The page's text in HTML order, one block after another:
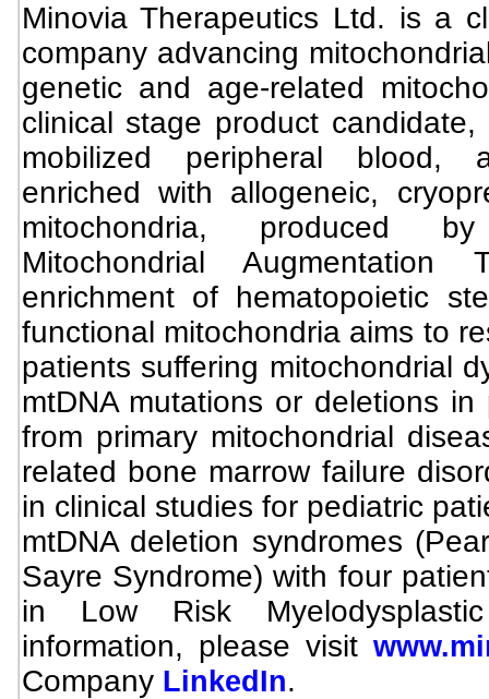
Minovia Therapeutics Ltd. is a
company advancing
genetic and age-related
clinical stage product
mobilized peripheral blood,
enriched with allogeneic,
mitochondria, produced
Mitochondrial Augmentation
enrichment of hematopoietic
functional mitochondria aims to
patients suffering mitochondrial
mtDNA mutations or deletions
from primary mitochondrial
related bone marrow failure
in clinical studies for pediatric
mtDNA deletion syndromes
Sayre Syndrome) with four
in Low Risk
information, please visit
Company LinkedIn.